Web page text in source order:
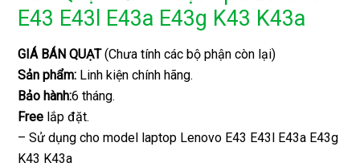
E43 E43l E43a E43g K43 K43a
GIÁ BÁN QUẠT(Chưa tính các bộ phận còn lại)
Sản phẩm: Linh kiện chính hãng.
Bảo hành:6 tháng.
Free lắp đặt.
– Sử dụng cho model laptop Lenovo E43 E43l E43a E43g
K43 K43a